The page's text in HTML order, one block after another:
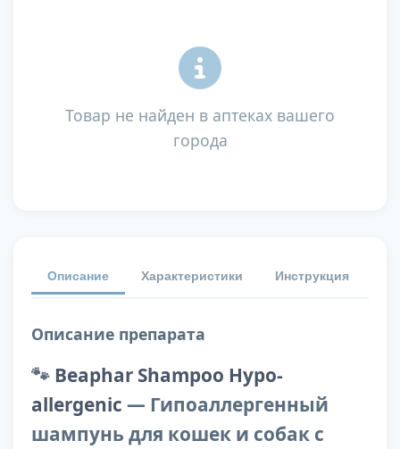
Товар не найден в аптеках вашего
города
Описание Характеристики Инструкция
Описание препарата
🐾 Beaphar Shampoo Hypo-
allergenic — Гипоаллергенный
шампунь для кошек и собак с